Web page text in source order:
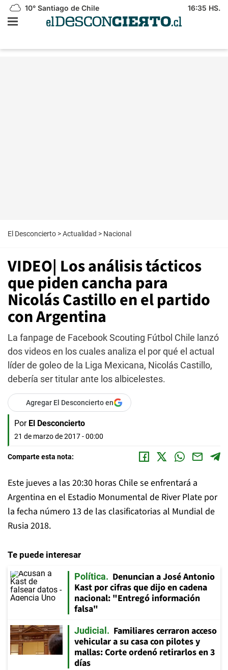
10° Santiago de Chile 16:35 HS.
El Desconcierto >Actualidad > Nacional
VIDEO| Los análisis tácticos
que piden cancha para
Nicolás Castillo en el partido
con Argentina
La fanpage de Facebook Scouting Fútbol Chile lanzó
dos videos en los cuales analiza el por qué el actual
líder de goleo de la Liga Mexicana, Nicolás Castillo,
debería ser titular ante los albicelestes.
Agregar El Desconcierto en
Por El Desconcierto
21 de marzo de 2017 - 00:00
Comparte esta nota:
Este jueves a las 20:30 horas Chile se enfrentará a
Argentina en el Estadio Monumental de River Plate por
la fecha número 13 de las clasificatorias al Mundial de
Rusia 2018.
Te puede interesar
Política
Denuncian a José Antonio
Kast por cifras que dijo en cadena
nacional: "Entregó información
falsa"
Judicial
Familiares cerraron acceso
vehicular a su casa con pilotes y
mallas: Corte ordenó retirarlos en 3
días